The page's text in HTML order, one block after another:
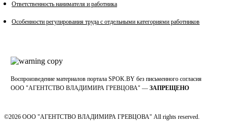
Ответственность нанимателя и работника
Особенности регулирования труда с отдельными категориями работников
Воспроизведение материалов портала SPOK.BY без письменного согласия
OOO "АГЕНТСТВО ВЛАДИМИРА ГРЕВЦОВА" — ЗАПРЕЩЕНО
©2026 ООО "АГЕНТСТВО ВЛАДИМИРА ГРЕВЦОВА" All rights reserved.